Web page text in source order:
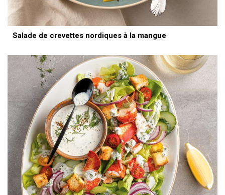
Salade de crevettes nordiques à la mangue